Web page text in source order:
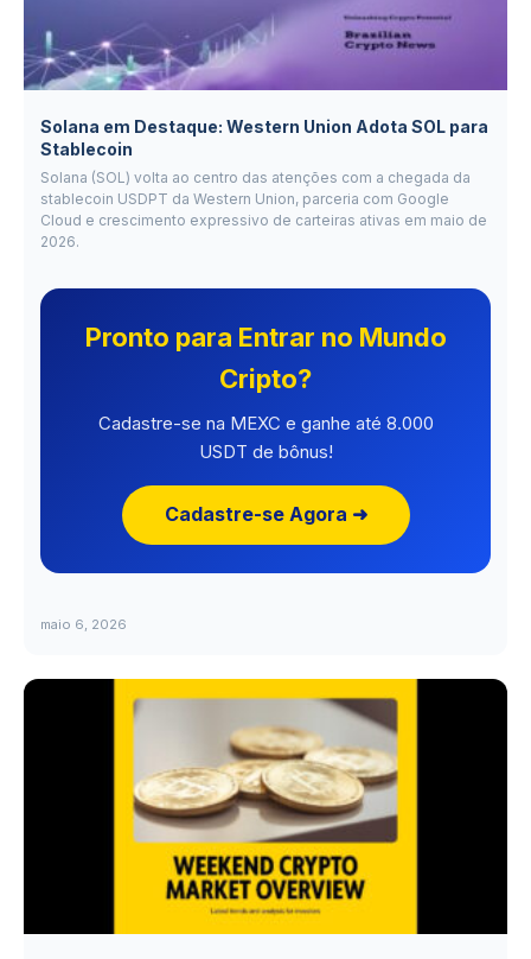
Solana em Destaque: Western Union Adota SOL para
Stablecoin
Solana (SOL) volta ao centro das atenções com a chegada da
stablecoin USDPT da Western Union, parceria com Google
Cloud e crescimento expressivo de carteiras ativas em maio de
2026.
Pronto para Entrar no Mundo
Cripto?
Cadastre-se na MEXC e ganhe até 8.000
USDT de bônus!
Cadastre-se Agora ➜
maio 6, 2026